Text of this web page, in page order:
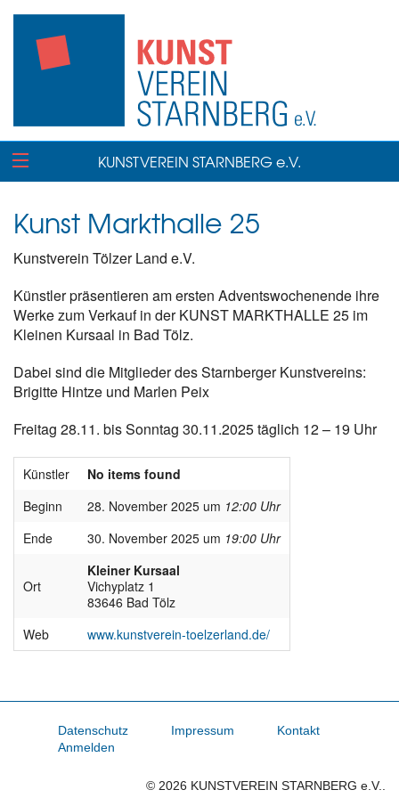
KUNSTVEREIN STARNBERG e.V.
Kunst Markthalle 25
Kunstverein Tölzer Land e.V.
Künstler präsentieren am ersten Adventswochenende ihre
Werke zum Verkauf in der KUNST MARKTHALLE 25 im
Kleinen Kursaal in Bad Tölz.
Dabei sind die Mitglieder des Starnberger Kunstvereins:
Brigitte Hintze und Marlen Peix
Freitag 28.11. bis Sonntag 30.11.2025 täglich 12 – 19 Uhr
Künstler
No items found
Beginn
28. November 2025 um 12:00 Uhr
Ende
30. November 2025 um 19:00 Uhr
Ort
Kleiner Kursaal
Vichyplatz 1
83646 Bad Tölz
Web
www.kunstverein-toelzerland.de/
Datenschutz Impressum
Kontakt
Anmelden
© 2026 KUNSTVEREIN STARNBERG e.V..